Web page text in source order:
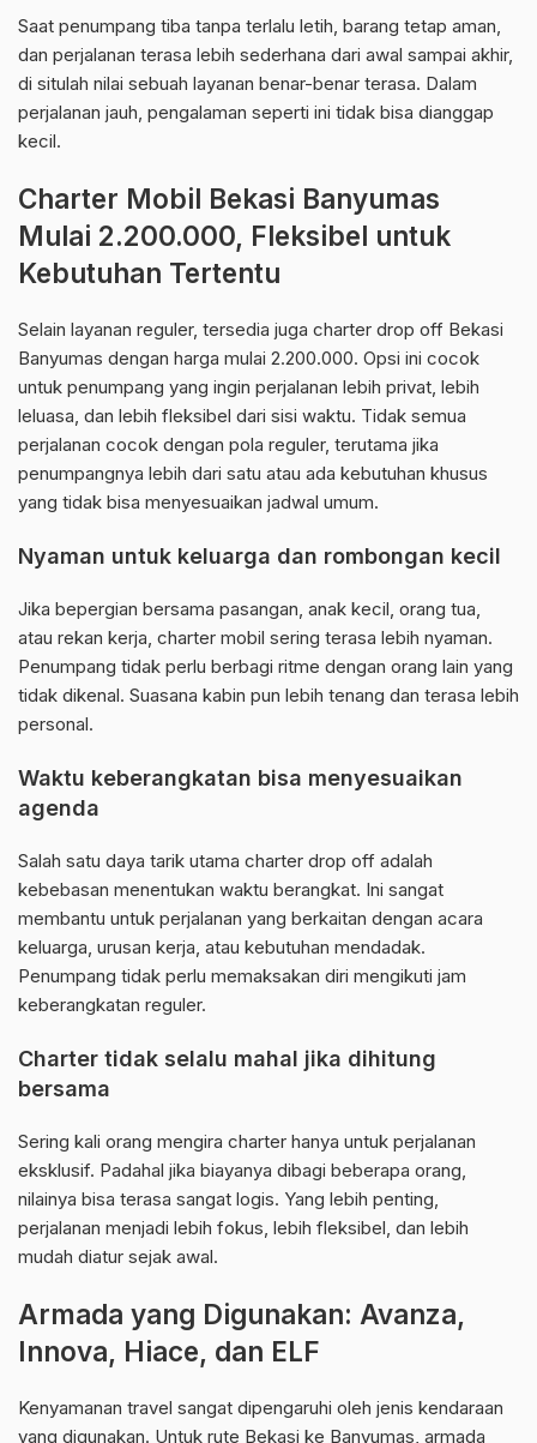
Saat penumpang tiba tanpa terlalu letih, barang tetap aman,
dan perjalanan terasa lebih sederhana dari awal sampai akhir,
di situlah nilai sebuah layanan benar-benar terasa. Dalam
perjalanan jauh, pengalaman seperti ini tidak bisa dianggap
kecil.
Charter Mobil Bekasi Banyumas
Mulai 2.200.000, Fleksibel untuk
Kebutuhan Tertentu
Selain layanan reguler, tersedia juga charter drop off Bekasi
Banyumas dengan harga mulai 2.200.000. Opsi ini cocok
untuk penumpang yang ingin perjalanan lebih privat, lebih
leluasa, dan lebih fleksibel dari sisi waktu. Tidak semua
perjalanan cocok dengan pola reguler, terutama jika
penumpangnya lebih dari satu atau ada kebutuhan khusus
yang tidak bisa menyesuaikan jadwal umum.
Nyaman untuk keluarga dan rombongan kecil
Jika bepergian bersama pasangan, anak kecil, orang tua,
atau rekan kerja, charter mobil sering terasa lebih nyaman.
Penumpang tidak perlu berbagi ritme dengan orang lain yang
tidak dikenal. Suasana kabin pun lebih tenang dan terasa lebih
personal.
Waktu keberangkatan bisa menyesuaikan
agenda
Salah satu daya tarik utama charter drop off adalah
kebebasan menentukan waktu berangkat. Ini sangat
membantu untuk perjalanan yang berkaitan dengan acara
keluarga, urusan kerja, atau kebutuhan mendadak.
Penumpang tidak perlu memaksakan diri mengikuti jam
keberangkatan reguler.
Charter tidak selalu mahal jika dihitung
bersama
Sering kali orang mengira charter hanya untuk perjalanan
eksklusif. Padahal jika biayanya dibagi beberapa orang,
nilainya bisa terasa sangat logis. Yang lebih penting,
perjalanan menjadi lebih fokus, lebih fleksibel, dan lebih
mudah diatur sejak awal.
Armada yang Digunakan: Avanza,
Innova, Hiace, dan ELF
Kenyamanan travel sangat dipengaruhi oleh jenis kendaraan
yang digunakan. Untuk rute Bekasi ke Banyumas, armada